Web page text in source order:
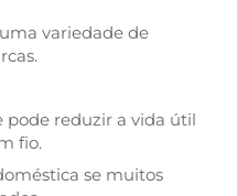
variedade de
pode reduzir a vida útil
fio.
se muitos